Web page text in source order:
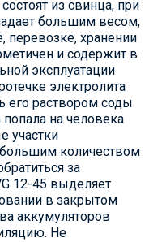
из свинца, при
большим весом,
перевозке, хранении
и содержит в
эксплуатации
электролита
его раствором соды
попала на человека
участки
количеством
за
12-45 выделяет
в закрытом
аккумуляторов
Не